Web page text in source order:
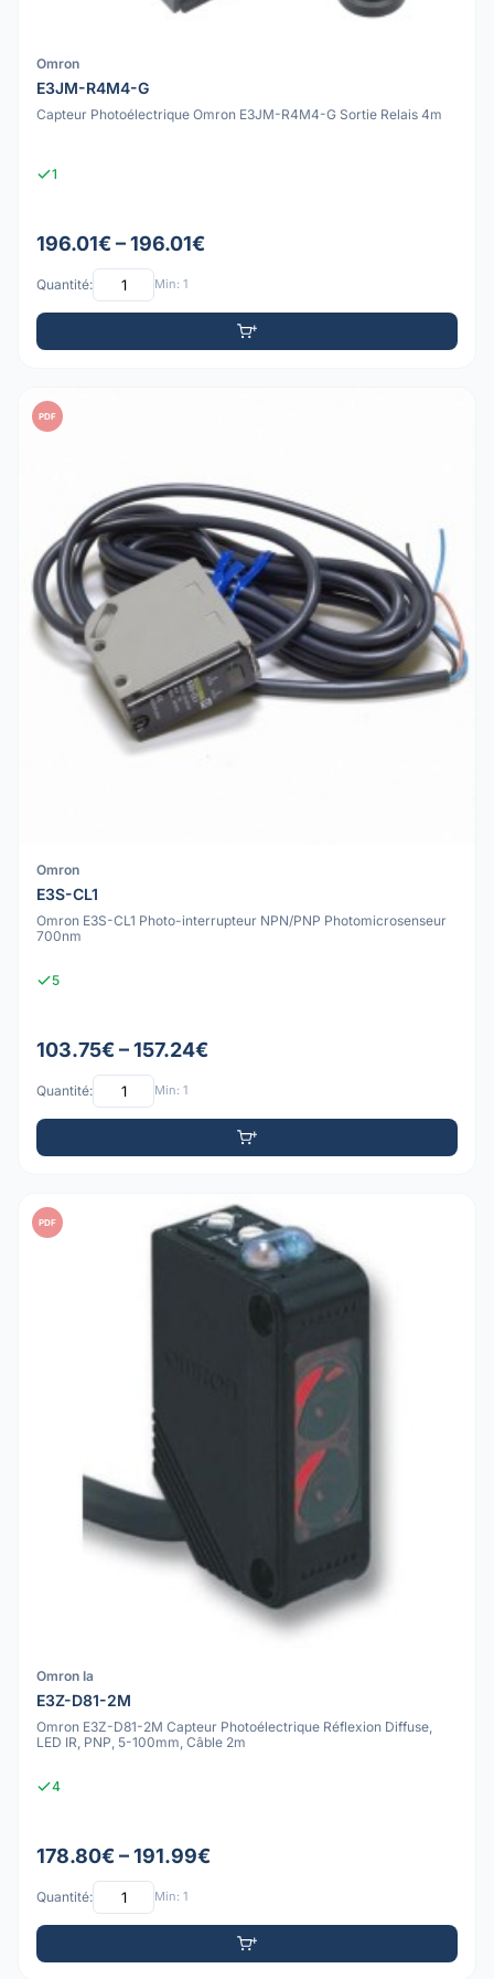
Omron
E3JM-R4M4-G
Capteur Photoélectrique Omron E3JM-R4M4-G Sortie Relais 4m
1
196.01€ – 196.01€
Quantité: Min: 1
PDF
Omron
E3S-CL1
Omron E3S-CL1 Photo-interrupteur NPN/PNP Photomicrosenseur
700nm
5
103.75€ – 157.24€
Quantité: Min: 1
PDF
Omron Ia
E3Z-D81-2M
Omron E3Z-D81-2M Capteur Photoélectrique Réflexion Diffuse,
LED IR, PNP, 5-100mm, Câble 2m
4
178.80€ – 191.99€
Quantité: Min: 1